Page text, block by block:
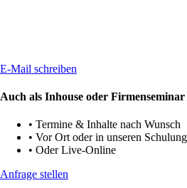
E-Mail schreiben
Auch als Inhouse oder
• Termine & Inhalte nach Wunsch
• Vor Ort oder in unseren
• Oder Live-Online
Anfrage stellen